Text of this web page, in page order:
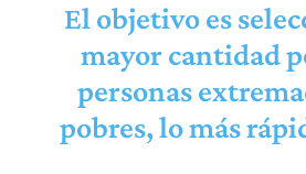
El objetivo es
mayor cantidad
personas
pobres, lo más